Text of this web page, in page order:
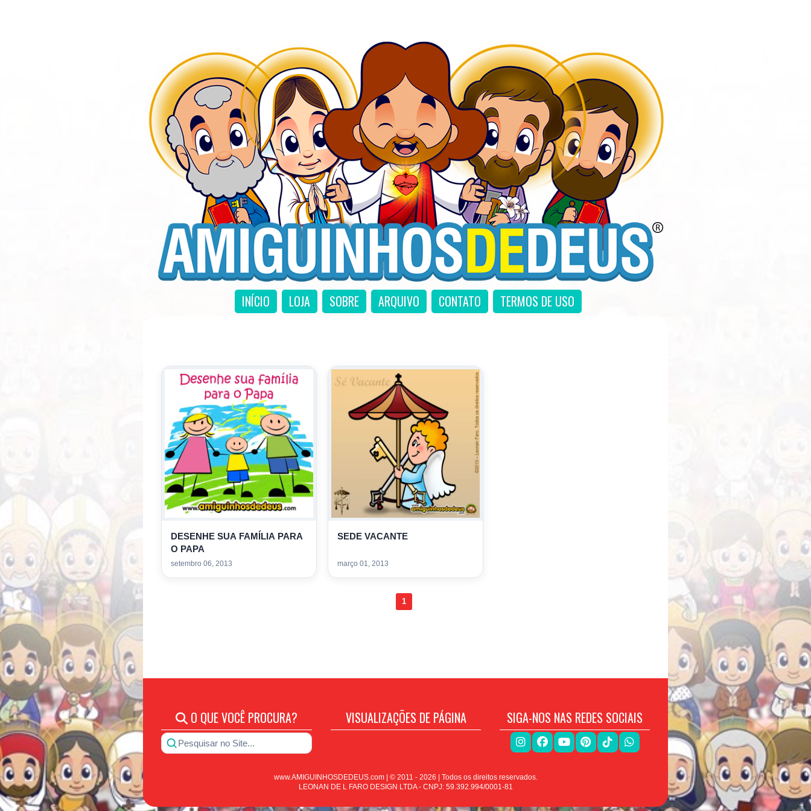
INÍCIO LOJA SOBRE ARQUIVO CONTATO TERMOS DE USO
DESENHE SUA FAMÍLIA PARA
O PAPA
setembro 06, 2013
SEDE VACANTE
março 01, 2013
1
O QUE VOCÊ PROCURA?
Pesquisar no Site...
VISUALIZAÇÕES DE PÁGINA SIGA-NOS NAS REDES SOCIAIS
www.AMIGUINHOSDEDEUS.com | © 2011 - 2026 | Todos os direitos reservados.
LEONAN DE L FARO DESIGN LTDA - CNPJ: 59.392.994/0001-81